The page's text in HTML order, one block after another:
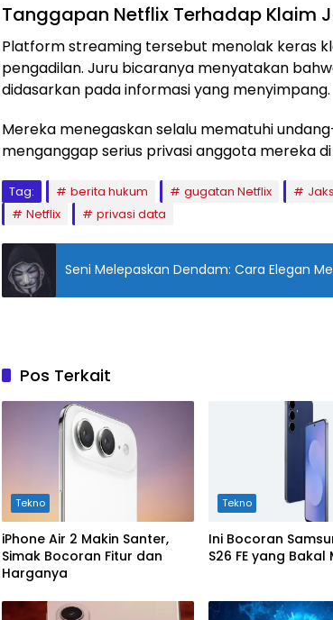
Tanggapan Netflix Terhadap Klaim
Platform streaming tersebut menolak keras
pengadilan. Juru bicaranya menyatakan
didasarkan pada informasi yang menyimpang.
Mereka menegaskan selalu mematuhi
menganggap serius privasi anggota mereka
Tag: berita hukum gugatan Netflix
Netflix
privasi data
Seni Melepaskan Dendam: Cara Elegan
Pos Terkait
Tekno
iPhone Air 2 Makin Santer,
Simak Bocoran Fitur dan
Harganya
Tekno
Ini Bocoran
S26 FE yang Bakal